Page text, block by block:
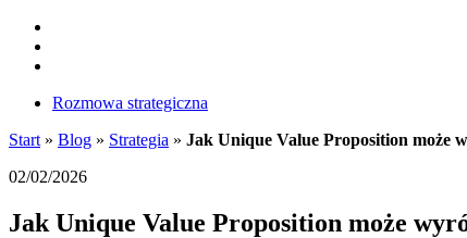
Rozmowa strategiczna
Start » Blog » Strategia » Jak Unique Value Proposition może
02/02/2026
Jak Unique Value Proposition może